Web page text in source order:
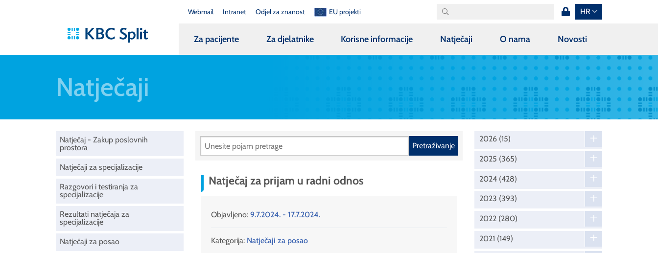
Webmail Intranet Odjel za znanost EU projekti HR
Za pacijente Za djelatnike Korisne informacije Natječaji O nama Novosti
Natječaji
Natječaj - Zakup poslovnih
prostora
Natječaji za specijalizacije
Razgovori i testiranja za
specijalizacije
Rezultati natječaja za
specijalizacije
Natječaji za posao
Pretraživanje
Natječaj za prijam u radni odnos
Objavljeno: 9.7.2024. - 17.7.2024.
Kategorija: Natječaji za posao
2026 (15)
2025 (365)
2024 (428)
2023 (393)
2022 (280)
2021 (149)